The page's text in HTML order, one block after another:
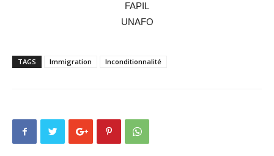
FAPIL
UNAFO
TAGS Immigration Inconditionnalité